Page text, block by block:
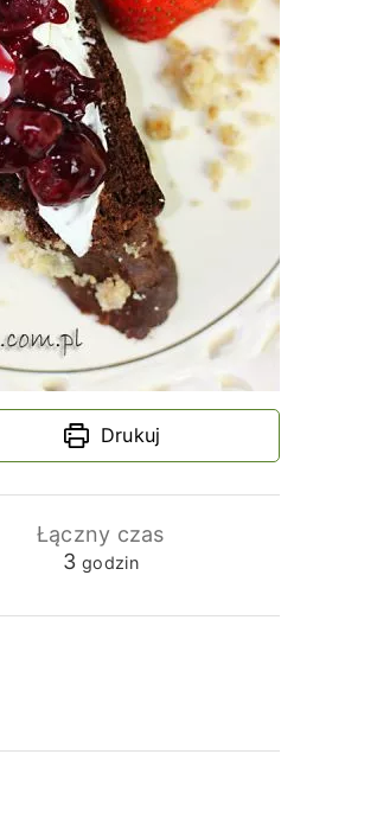
Drukuj
Łączny czas
3godziny
godzin